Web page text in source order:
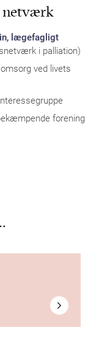
netværk
lægefagligt
i palliation)
ved livets
forening